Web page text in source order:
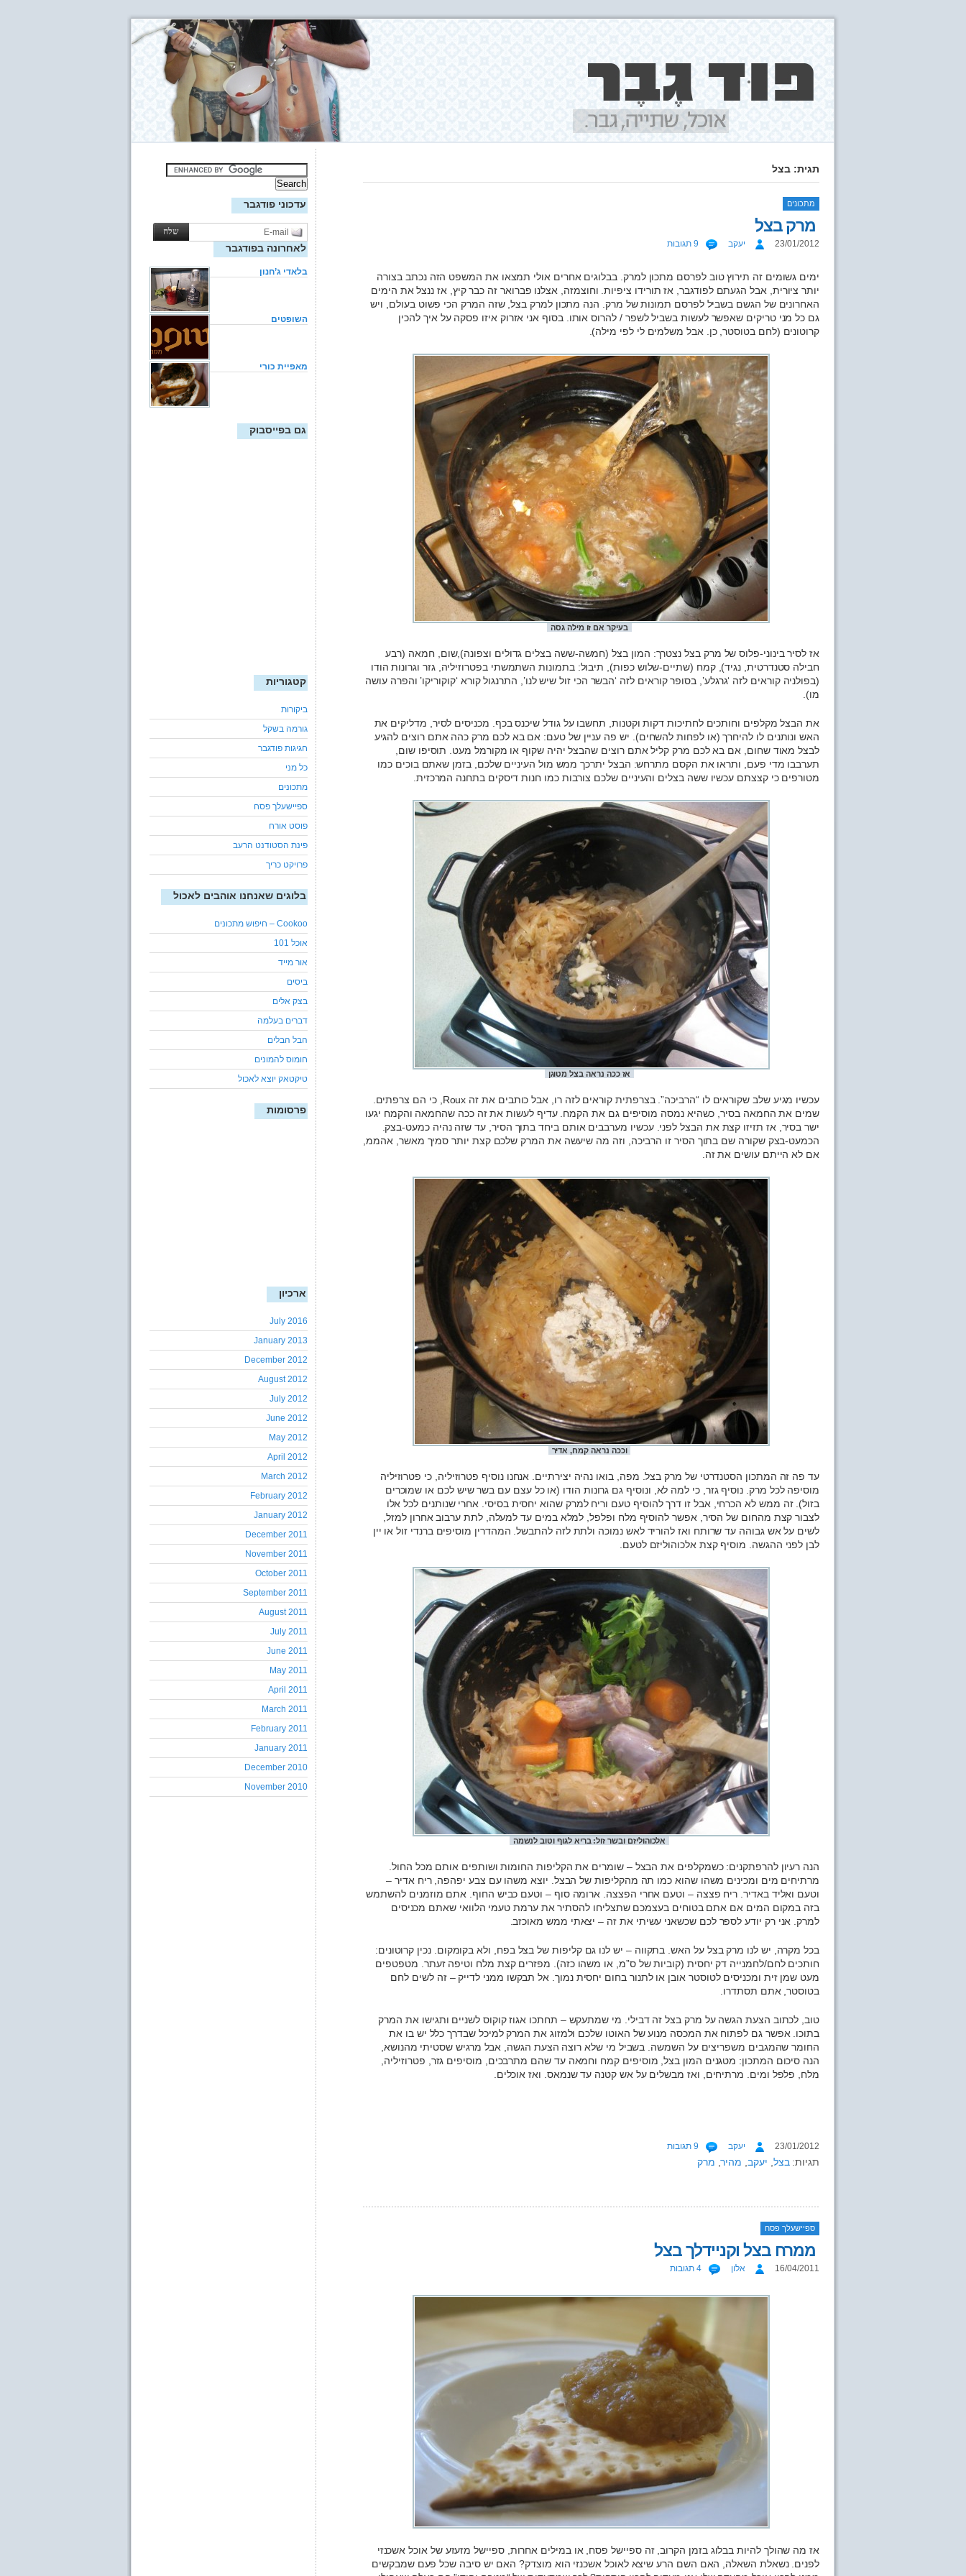
תגית: בצל
מתכונים
מרק בצל
23/01/2012 יעקב 9 תגובות
ימים גשומים זה תירוץ טוב לפרסם מתכון למרק. בבלוגים אחרים אולי תמצאו את המשפט הזה נכתב בצורה
יותר ציורית, אבל הגעתם לפודגבר, אז תורידו ציפיות. וחוצמזה, אצלנו פברואר זה כבר קיץ, אז ננצל את הימים
האחרונים של הגשם בשביל לפרסם תמונות של מרק. הנה מתכון למרק בצל, שזה המרק הכי פשוט בעולם, ויש
גם כל מני טריקים שאפשר לעשות בשביל לשפר / להרוס אותו. בסוף אני אזרוק איזו פסקה על איך להכין
קרוטונים (לחם בטוסטר, כן. אבל משלמים לי לפי מילה).
בעיקר אם זו מילה גסה
אז לסיר בינוני-פלוס של מרק בצל נצטרך: המון בצל (חמשה-ששה בצלים גדולים וצפונה),שום, חמאה (רבע
חבילה סטנדרטית, נגיד), קמח (שתיים-שלוש כפות), תיבול: בתמונות השתמשתי בפטרוזיליה, גזר וגרונות הודו
(בפולניה קוראים לזה ‘גרגלע’, בסופר קוראים לזה ‘הבשר הכי זול שיש לנו’, התרנגול קורא ‘קוקוריקו’ והפרה עושה
מו).
את הבצל מקלפים וחותכים לחתיכות דקות וקטנות, תחשבו על גודל שיכנס בכף. מכניסים לסיר, מדליקים את
האש ונותנים לו להיחרך (או לפחות להשחים). יש פה עניין של טעם: אם בא לכם מרק כהה אתם רוצים להגיע
לבצל מאוד שחום, אם בא לכם מרק קליל אתם רוצים שהבצל יהיה שקוף או מקורמל מעט. תוסיפו שום,
תערבבו מדי פעם, ותראו את הקסם מתרחש: הבצל יתרכך ממש מול העיניים שלכם, בזמן שאתם בוכים כמו
מטורפים כי קצצתם עכשיו ששה בצלים והעיניים שלכם צורבות כמו חנות דיסקים בתחנה המרכזית.
אז ככה נראה בצל מטוגן
עכשיו מגיע שלב שקוראים לו “הרביכה”. בצרפתית קוראים לזה רו, אבל כותבים את זה Roux, כי הם צרפתים.
שמים את החמאה בסיר, כשהיא נמסה מוסיפים גם את הקמח. עדיף לעשות את זה ככה שהחמאה והקמח יגעו
ישר בסיר, אז תזיזו קצת את הבצל לפני. עכשיו מערבבים אותם ביחד בתוך הסיר, עד שזה נהיה כמעט-בצק.
הכמעט-בצק שקורה שם בתוך הסיר זו הרביכה, וזה מה שיעשה את המרק שלכם קצת יותר סמיך מאשר, אהממ,
אם לא הייתם עושים את זה.
וככה נראה קמח, אדיר
עד פה זה המתכון הסטנדרטי של מרק בצל. מפה, בואו נהיה יצירתיים. אנחנו נוסיף פטרוזיליה, כי פטרוזיליה
מוסיפה לכל מרק. נוסיף גזר, כי למה לא, ונוסיף גם גרונות הודו (או כל עצם עם בשר שיש לכם או שמוכרים
בזול). זה ממש לא הכרחי, אבל זו דרך להוסיף טעם וריח למרק שהוא יחסית בסיסי. אחרי שנותנים לכל אלו
לצבור קצת מהחום של הסיר, אפשר להוסיף מלח ופלפל, למלא במים עד למעלה, לתת ערבוב אחרון למזל,
לשים על אש גבוהה עד שרותח ואז להוריד לאש נמוכה ולתת לזה להתבשל. המהדרין מוסיפים ברנדי זול או יין
לבן לפני ההגשה. מוסיף קצת אלכוהוליזם לטעם.
אלכוהוליזם ובשר זול: בריא לגוף וטוב לנשמה
הנה רעיון להרפתקנים: כשמקלפים את הבצל – שומרים את הקליפות החומות ושותפים אותם מכל החול.
מרתיחים מים ומכינים משהו שהוא כמו תה מהקליפות של הבצל. יוצא משהו עם צבע יפהפה, ריח אדיר –
וטעם ואליד באדיר. ריח פצצה – וטעם אחרי הפצצה. ארומה סוף – וטעם כביש החוף. אתם מוזמנים להשתמש
בזה במקום המים אם אתם בטוחים בעצמכם שתצליחו להסתיר את ערמת טעמי הלוואי שאתם מכניסים
למרק. אני רק יודע לספר לכם שכשאני עשיתי את זה – יצאתי ממש מאוכזב.
בכל מקרה, יש לנו מרק בצל על האש. בתקווה – יש לנו גם קליפות של בצל בפח, ולא בקומקום. נכין קרוטונים:
חותכים לחם/לחמנייה דק יחסית (קוביות של ס”מ, או משהו כזה). מפזרים קצת מלח וטיפה זעתר. מטפטפים
מעט שמן זית ומכניסים לטוסטר אובן או לתנור בחום יחסית נמוך. אל תבקשו ממני לדייק – זה לשים לחם
בטוסטר, אתם תסתדרו.
טוב, לכתוב הצעת הגשה על מרק בצל זה דבילי. מי שמתעקש – תחתכו אגוז קוקוס לשניים ותגישו את המרק
בתוכו. אפשר גם לפתוח את המכסה מנוע של האוטו שלכם ולמזוג את המרק למיכל שבדרך כלל יש בו את
החומר שהמגבים משפריצים על השמשה. בשביל מי שלא רוצה הצעת הגשה, אבל מרגיש שסטיתי מהנושא,
הנה סיכום המתכון: מטגנים המון בצל, מוסיפים קמח וחמאה עד שהם מתרבכים, מוסיפים גזר, פטרוזיליה,
מלח, פלפל ומים. מרתיחים, ואז מבשלים על אש קטנה עד שנמאס. ואז אוכלים.
23/01/2012 יעקב 9 תגובות
תגיות:בצל יעקב, מהיר, מרק
ספיישעלך פסח
ממרח בצל וקניידלך בצל
16/04/2011 אלון 4 תגובות
אז מה שהולך להיות בבלוג בזמן הקרוב, זה ספיישל פסח, או במילים אחרות, ספיישל מזעזע של אוכל אשכנזי
לפנים. נשאלת השאלה, האם השם הרע שיצא לאוכל אשכנזי הוא מוצדק? האם יש סיבה שכל פעם שמבקשים
עדכוני פודגבר
לאחרונה בפודגבר
בלאדי ג’חנון
השופטים
מאפיית כורי
גם בפייסבוק
קטגוריות
ביקורות
גורמה בשקל
חגיגות פודגבר
כל מני
מתכונים
ספיישעלך פסח
פוסט אורח
פינת הסטודנט הרעב
פרויקט כריך
בלוגים שאנחנו אוהבים לאכול
Cookoo – חיפוש מתכונים
אוכל 101
אור מייד
ביסים
בצק אלים
דברים בעלמה
הבל הבלים
חומוס להמונים
טיקטאק יוצא לאכול
פרסומות
ארכיון
July 2016
January 2013
December 2012
August 2012
July 2012
June 2012
May 2012
April 2012
March 2012
February 2012
January 2012
December 2011
November 2011
October 2011
September 2011
August 2011
July 2011
June 2011
May 2011
April 2011
March 2011
February 2011
January 2011
December 2010
November 2010